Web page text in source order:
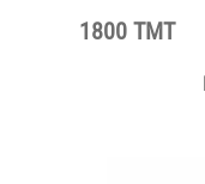
1800 TMT